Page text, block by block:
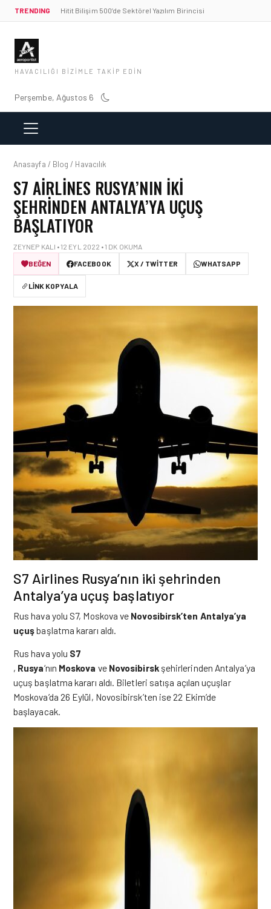
TRENDING Hitit Bilişim 500’de Sektörel Yazılım Birincisi
HAVACILIĞI BIZIMLE TAKIP EDIN
Perşembe, Ağustos 6
Anasayfa / Blog / Havacılık
S7 AIRLINES RUSYA’NIN IKI
ŞEHRINDEN ANTALYA’YA UÇUŞ
BAŞLATIYOR
ZEYNEP KALI • 12 EYL 2022 • 1 DK OKUMA
BEĞEN
FACEBOOK X / TWITTER WHATSAPP
LINK KOPYALA
S7 Airlines Rusya’nın iki şehrinden
Antalya’ya uçuş başlatıyor
Rus hava yolu S7, Moskova ve Novosibirsk’ten Antalya’ya
uçuşbaşlatma kararı aldı.
Rus hava yolu S7
, Rusya‘nın Moskova ve Novosibirskşehirlerinden Antalya’ya
uçuş başlatma kararı aldı. Biletleri satışa açılanuçuşlar
Moskova’da 26 Eylül, Novosibirsk’ten ise 22 Ekim’de
başlayacak.